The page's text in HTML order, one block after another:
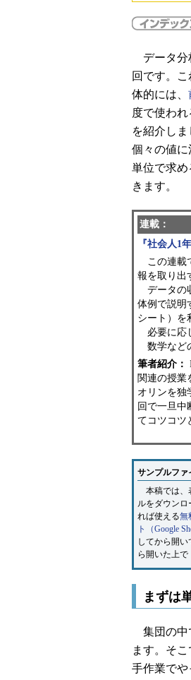
データ分
回です。
体的には、
度で使わ
を紹介し
個々の値に
単位で求
きます。
連載：
『社会人1
この連載
報を取り出
データの
体例で説明
シート）を
必要に応
数学など
筆者紹介：
関連の授業
オリンを独
回で一旦中
てコツコツ
サンプルファ
本稿では、
ルをダウンロ
れば使える無
ト（Google
してから開
ら開いた上で
まずは
集団の中
ます。そ
手作業で